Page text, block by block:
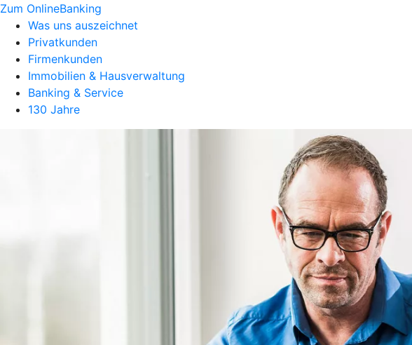
Zum OnlineBanking
Was uns auszeichnet
Privatkunden
Firmenkunden
Immobilien & Hausverwaltung
Banking & Service
130 Jahre